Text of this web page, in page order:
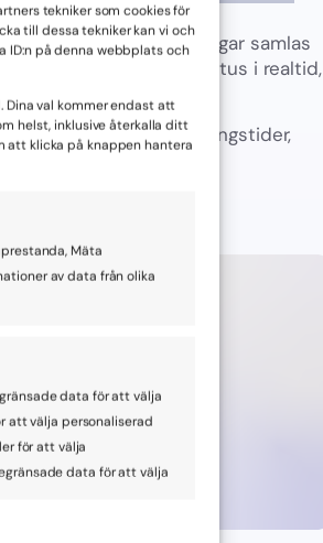
tekniker som cookies för
till dessa tekniker kan vi och
ID:n på denna webbplats och
Dina val kommer endast att
helst, inklusive återkalla ditt
att klicka på knappen hantera
Mäta
av data från olika
data för att välja
att välja personaliserad
för att välja
data för att välja
inkommande förfrågningar samlas
handläggare. Spåra status i realtid,
full transparens.
kortar handläggningstider,
Läs mer om